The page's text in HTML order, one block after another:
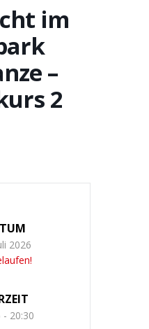
im
–
2
2026
- 20:30